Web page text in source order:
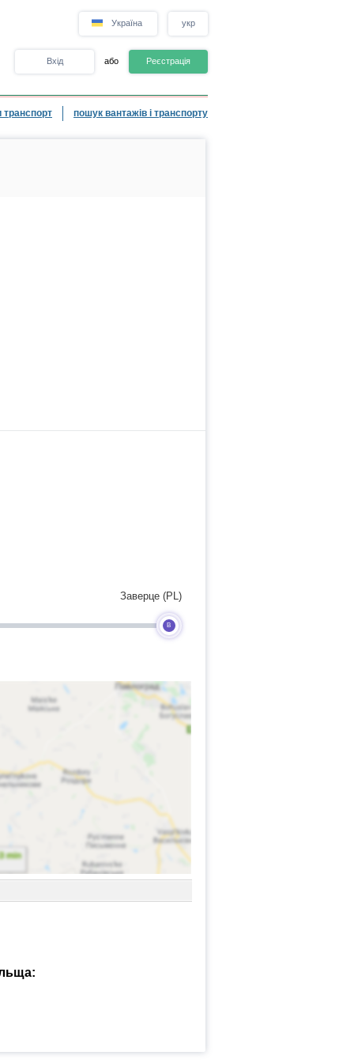
Україна укр
Вхід або Реєстрація
транспорт пошук вантажів і транспорту
B
Заверце (PL)